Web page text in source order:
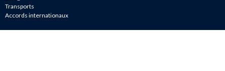
Transports
Accords internationaux